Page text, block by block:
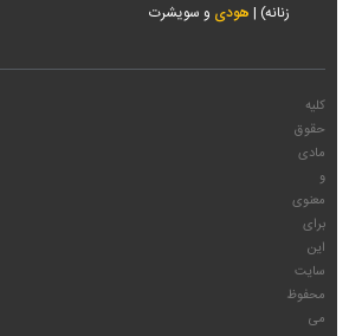
زنانه) | هودی و سویشرت
کلیه
حقوق
مادی
و
معنوی
برای
این
سایت
محفوظ
می